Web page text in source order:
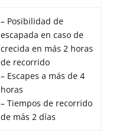
– Posibilidad de
escapada en caso de
crecida en más 2 horas
de recorrido
– Escapes a más de 4
horas
– Tiempos de recorrido
de más 2 días